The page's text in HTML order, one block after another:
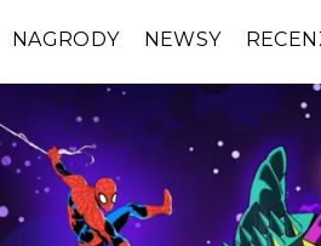
NAGRODY NEWSY